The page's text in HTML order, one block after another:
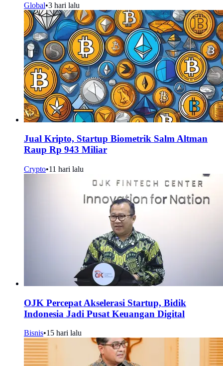
Global•3 hari lalu
Jual Kripto, Startup Biometrik Salm Altman
Raup Rp 943 Miliar
Crypto•11 hari lalu
OJK Percepat Akselerasi Startup, Bidik
Indonesia Jadi Pusat Keuangan Digital
Bisnis•15 hari lalu